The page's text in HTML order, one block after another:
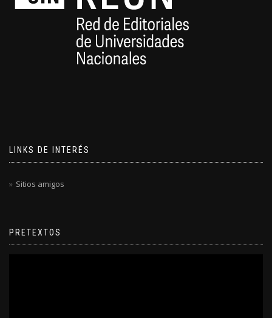
LINKS DE INTERÉS
Sitios amigos
PRETEXTOS